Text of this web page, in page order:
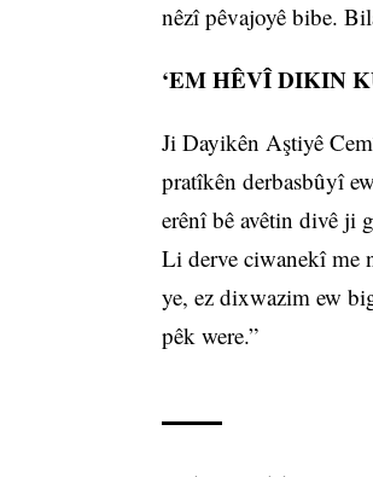
nêzî pêvajoyê bibe.
‘EM HÊVÎ DIKIN
Ji Dayikên Aştiyê
pratîkên derbasbûyî
erênî bê avêtin divê ji
Li derve ciwanekî me
ye, ez dixwazim ew
pêk were.”